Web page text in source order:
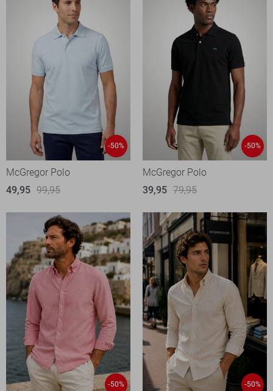
-50%
McGregor Polo
49,95 99,95
-50%
McGregor Polo
39,95 79,95
-50% -50%